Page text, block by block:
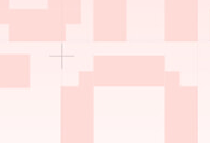
이 조만간 경기 침체에 빠질
the bull market about to turn
이 곧 거품으로 바뀔까?
the stockmarket is